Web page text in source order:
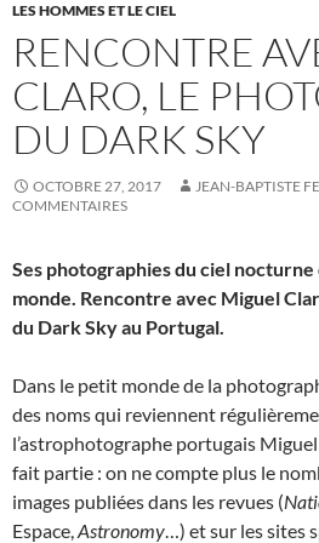
LES HOMMES ET LE CIEL
RENCONTRE
CLARO, LE
DU DARK SKY
OCTOBRE 27, 2017 JEAN-BAPTISTE
COMMENTAIRES
Ses photographies du ciel
monde. Rencontre avec Miguel
du Dark Sky au Portugal.
Dans le petit monde de la
des noms qui reviennent
l’astrophotographe portugais
fait partie : on ne compte plus le
images publiées dans les revues (
Espace,Astronomy…) et sur les sites